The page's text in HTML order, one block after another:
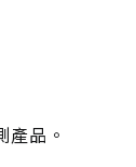
品。